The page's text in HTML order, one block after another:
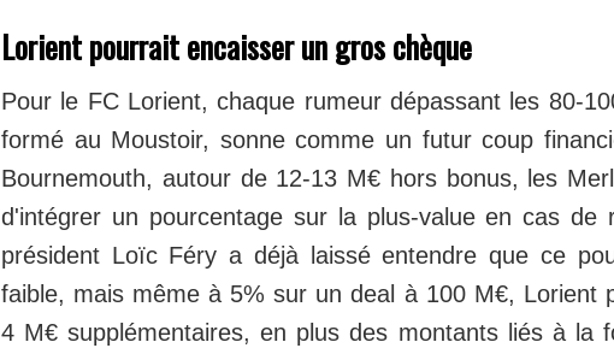
Lorient pourrait encaisser un gros chèque
Pour le FC Lorient, chaque rumeur dépassant les 80-
formé au Moustoir, sonne comme un futur coup
Bournemouth, autour de 12-13 M€ hors bonus, les
d'intégrer un pourcentage sur la plus-value en cas de
président Loïc Féry a déjà laissé entendre que ce
faible, mais même à 5% sur un deal à 100 M€, Lorient
4 M€ supplémentaires, en plus des montants liés à la